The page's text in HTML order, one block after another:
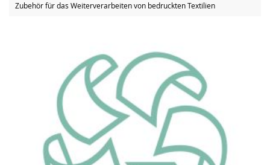
Zubehör für das Weiterverarbeiten von bedruckten Textilien